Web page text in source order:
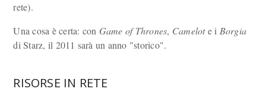
rete).
Una cosa è certa: con Game of Thrones, Camelote i Borgia
di Starz, il 2011 sarà un anno "storico".
RISORSE IN RETE